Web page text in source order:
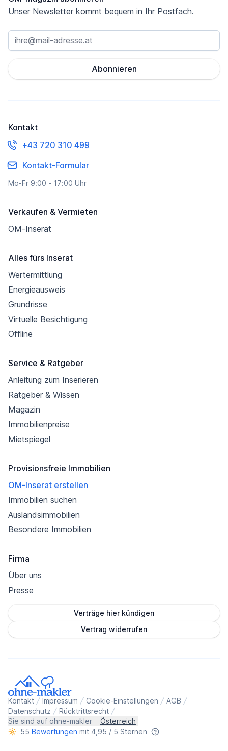
Unser Newsletter kommt bequem in Ihr Postfach.
Abonnieren
Kontakt
+43 720 310 499
Kontakt-Formular
Mo-Fr 9:00 - 17:00 Uhr
Verkaufen & Vermieten
OM-Inserat
Alles fürs Inserat
Wertermittlung
Energieausweis
Grundrisse
Virtuelle Besichtigung
Offline
Service & Ratgeber
Anleitung zum Inserieren
Ratgeber & Wissen
Magazin
Immobilienpreise
Mietspiegel
Provisionsfreie Immobilien
OM-Inserat erstellen
Immobilien suchen
Auslandsimmobilien
Besondere Immobilien
Firma
Über uns
Presse
Verträge hier kündigen
Vertrag widerrufen
Kontakt Impressum Cookie-Einstellungen
AGB
Datenschutz
Rücktrittsrecht
Sie sind auf ohne-makler
Österreich
55 Bewertungen mit 4,95 / 5 Sternen